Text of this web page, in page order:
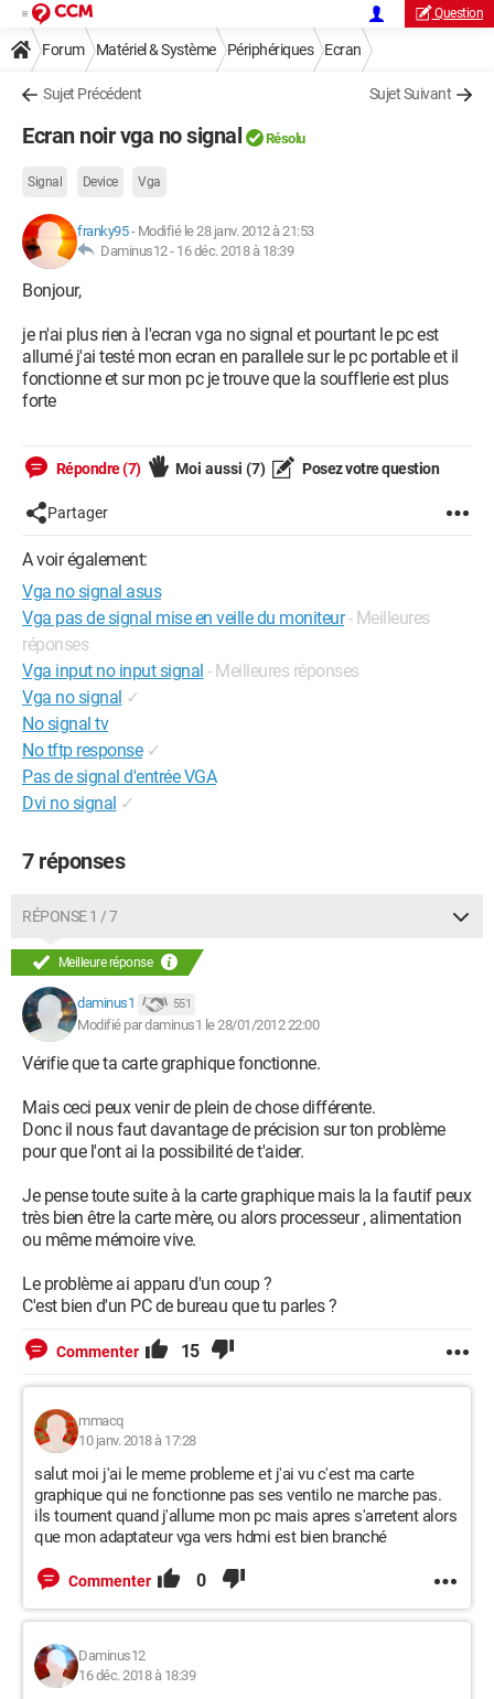
Question
Forum Matériel & Système Périphériques Ecran
Sujet Précédent Sujet Suivant
Ecran noir vga no signal Résolu
Signal Device Vga
franky95- Modifié le 28 janv. 2012 à 21:53
Daminus12 - 16 déc. 2018 à 18:39
Bonjour,
je n'ai plus rien à l'ecran vga no signal et pourtant le pc est
allumé j'ai testé mon ecran en parallele sur le pc portable et il
fonctionne et sur mon pc je trouve que la soufflerie est plus
forte
Répondre (7) Moi aussi (7) Posez votre question
Partager
A voir également:
Vga no signal asus
Vga pas de signal mise en veille du moniteur - Meilleures
réponses
Vga input no input signal - Meilleures réponses
Vga no signal ✓
No signal tv
No tftp response ✓
Pas de signal d'entrée VGA
Dvi no signal ✓
7 réponses
RÉPONSE 1 / 7
Meilleure réponse
daminus1 551
Modifié par daminus1 le 28/01/2012 22:00
Vérifie que ta carte graphique fonctionne.
Mais ceci peux venir de plein de chose différente.
Donc il nous faut davantage de précision sur ton problème
pour que l'ont ai la possibilité de t'aider.
Je pense toute suite à la carte graphique mais la la fautif peux
très bien être la carte mère, ou alors processeur , alimentation
ou même mémoire vive.
Le problème ai apparu d'un coup ?
C'est bien d'un PC de bureau que tu parles ?
Commenter 15
mmacq
10 janv. 2018 à 17:28
salut moi j'ai le meme probleme et j'ai vu c'est ma carte
graphique qui ne fonctionne pas ses ventilo ne marche pas.
ils tournent quand j'allume mon pc mais apres s'arretent alors
que mon adaptateur vga vers hdmi est bien branché
Commenter 0
Daminus12
16 déc. 2018 à 18:39